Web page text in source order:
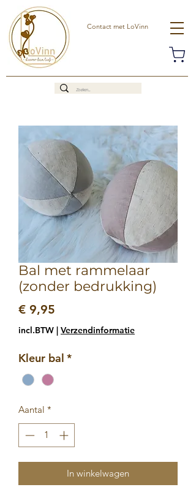
Contact met LoVinn
Bal met rammelaar
(zonder bedrukking)
€ 9,95
incl.BTW | Verzendinformatie
Kleur bal *
Aantal *
In winkelwagen